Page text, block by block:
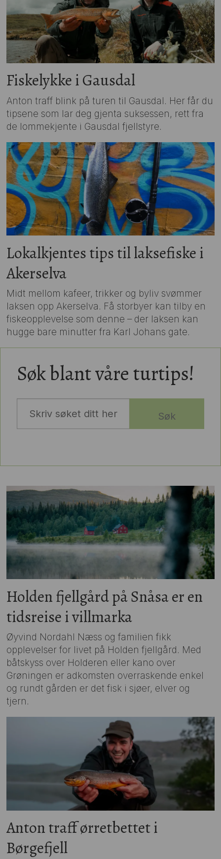
Fiskelykke i Gausdal
Anton traff blink på turen til Gausdal. Her får du
tipsene som lar deg gjenta suksessen, rett fra
de lommekjente i Gausdal fjellstyre.
Lokalkjentes tips til laksefiske i
Akerselva
Midt mellom kafeer, trikker og byliv svømmer
laksen opp Akerselva. Få storbyer kan tilby en
fiskeopplevelse som denne – der laksen kan
hugge bare minutter fra Karl Johans gate.
Søk blant våre turtips!
Søk
Holden fjellgård på Snåsa er en
tidsreise i villmarka
Øyvind Nordahl Næss og familien fikk
opplevelser for livet på Holden fjellgård. Med
båtskyss over Holderen eller kano over
Grøningen er adkomsten overraskende enkel
og rundt gården er det fisk i sjøer, elver og
tjern.
Anton traff ørretbettet i
Børgefjell